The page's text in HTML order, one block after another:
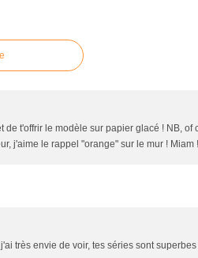
de t'offrir le modèle sur papier glacé ! NB, of
j'aime le rappel "orange" sur le mur ! Miam
très envie de voir, tes séries sont superbes